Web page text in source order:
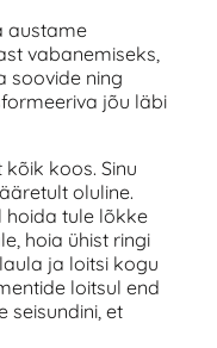
austame
vabanemiseks,
soovide ning
jõu läbi
koos. Sinu
oluline.
hoida tule lõkke
hoia ühist ringi
ja loitsi kogu
loitsul end
seisundini, et